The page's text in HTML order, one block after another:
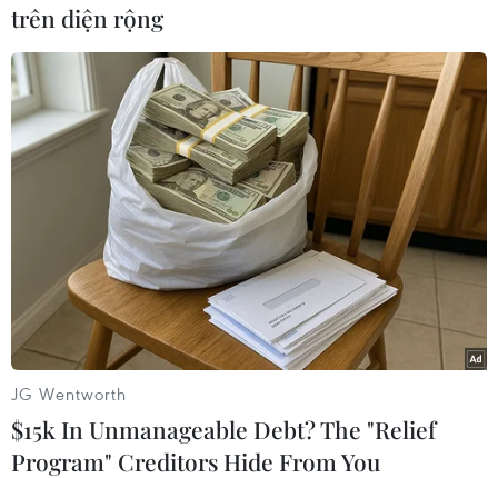
#Hồng sâm #Hàn Quốc #Triều Tiên
#Moon Jae-in
#Phi hạt nhân hóa
#tin tức
#tin tức mới nhất
#tin tức 24h
#tin tức mới nhất trong ngày
#tin tức thời sự
#tin tức hot
#tin tức an ninh
#tin tức hot
#an ninh #an ninh nghệ an
#thời sự
#thời sự hôm nay
#bản tin thời sự
#tội phạm
#truy nã
#tội phạm hình sự #hình sự
#công an
#vụ án
#phạm pháp #pháp luật
#pháp đình
#xã hội
#an ninh xã hội #chính trị
#VietnamPlus
#Vietnam
trên diện rộng
JG Wentworth
$15k In Unmanageable Debt? The "Relief
Program" Creditors Hide From You